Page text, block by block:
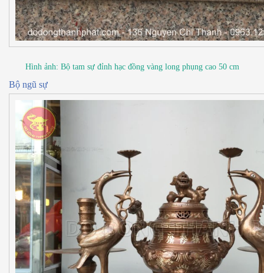
Hình ảnh: Bộ tam sự đỉnh hạc đồng vàng long phụng cao 50 cm
Bộ ngũ sự